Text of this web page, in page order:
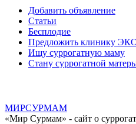
Добавить объявление
Статьи
Бесплодие
Предложить клинику
Ищу суррогатную маму
Стану суррогатной
МИРСУРМАМ
«Мир Сурмам» - сайт о